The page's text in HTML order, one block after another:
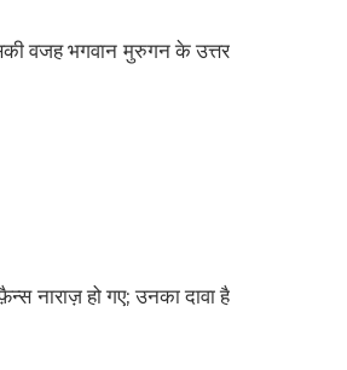
वजह भगवान मुरुगन के उत्तर
नाराज़ हो गए; उनका दावा है